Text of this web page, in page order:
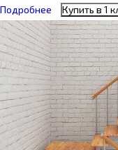
Подробнее
Купить в 1